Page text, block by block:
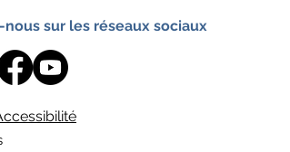
sur les réseaux sociaux